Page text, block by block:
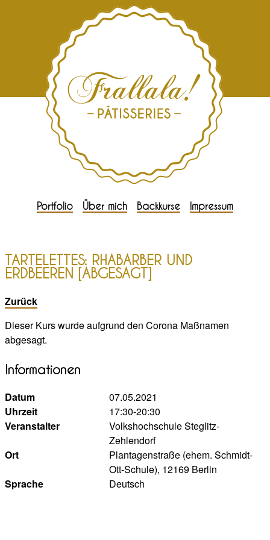
Portfolio Über mich Backkurse Impressum
TARTELETTES: RHABARBER UND
ERDBEEREN [ABGESAGT]
Zurück
Dieser Kurs wurde aufgrund den Corona Maßnamen
abgesagt.
Informationen
Datum
07.05.2021
Uhrzeit
17:30-20:30
Veranstalter
Volkshochschule Steglitz-
Zehlendorf
Ort
Plantagenstraße (ehem. Schmidt-
Ott-Schule), 12169 Berlin
Sprache
Deutsch